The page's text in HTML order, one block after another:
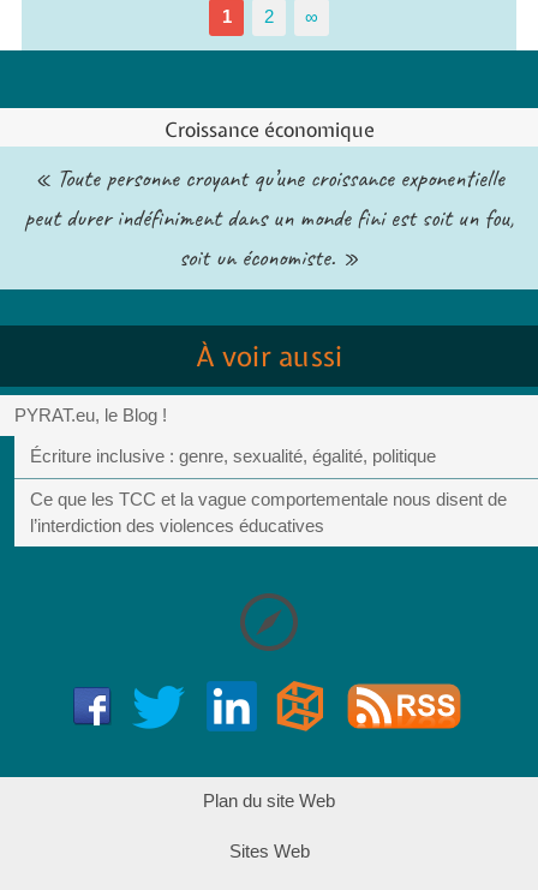
1 2 ∞
Croissance économique
« Toute personne croyant qu’une croissance exponentielle
peut durer indéfiniment dans un monde fini est soit un fou,
soit un économiste. »
À voir aussi
PYRAT.eu, le Blog !
Écriture inclusive : genre, sexualité, égalité, politique
Ce que les TCC et la vague comportementale nous disent de
l’interdiction des violences éducatives
Plan du site Web
Sites Web